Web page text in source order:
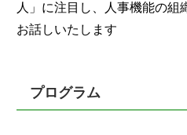
人」に注目し、人事機能の組
お話しいたします
プログラム